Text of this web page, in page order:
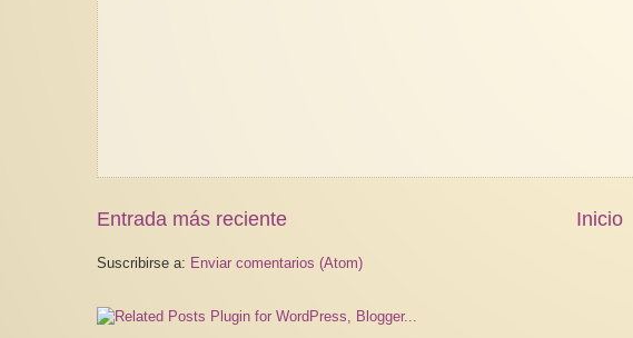
Entrada más reciente Inicio
Suscribirse a: Enviar comentarios (Atom)